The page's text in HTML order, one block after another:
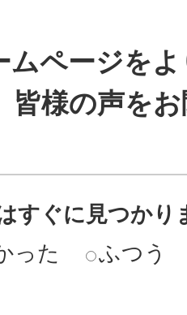
ムページを
皆様の声を
すぐに見つかり
った
ふつう